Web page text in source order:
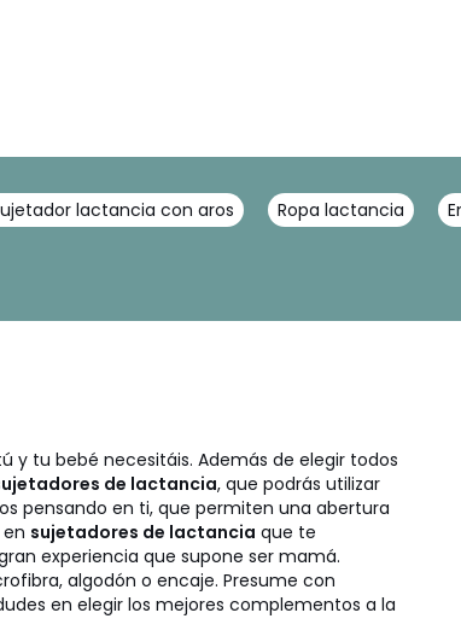
lactancia con aros Ropa lactancia
tu bebé necesitáis. Además de elegir todos
de lactancia, que podrás utilizar
pensando en ti, que permiten una abertura
sujetadores de lactancia que te
experiencia que supone ser mamá.
algodón o encaje. Presume con
en elegir los mejores complementos a la